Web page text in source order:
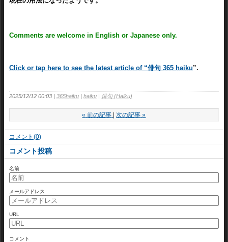
Comments are welcome in English or Japanese only.
Click or tap here to see the latest article of “俳句 365 haiku”.
2025/12/12 00:03 365haiku haiku 俳句 (Haiku)
« 前の記事 次の記事 »
コメント(0)
コメント投稿
名前
メールアドレス
URL
コメント